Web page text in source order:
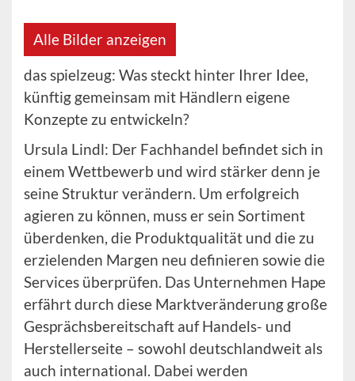
Alle Bilder anzeigen
das spielzeug: Was steckt hinter Ihrer Idee,
künftig gemeinsam mit Händlern eigene
Konzepte zu entwickeln?
Ursula Lindl: Der Fachhandel befindet sich in
einem Wettbewerb und wird stärker denn je
seine Struktur verändern. Um erfolgreich
agieren zu können, muss er sein Sortiment
überdenken, die Produktqualität und die zu
erzielenden Margen neu definieren sowie die
Services überprüfen. Das Unternehmen Hape
erfährt durch diese Marktveränderung große
Gesprächsbereitschaft auf Handels- und
Herstellerseite – sowohl deutschlandweit als
auch international. Dabei werden